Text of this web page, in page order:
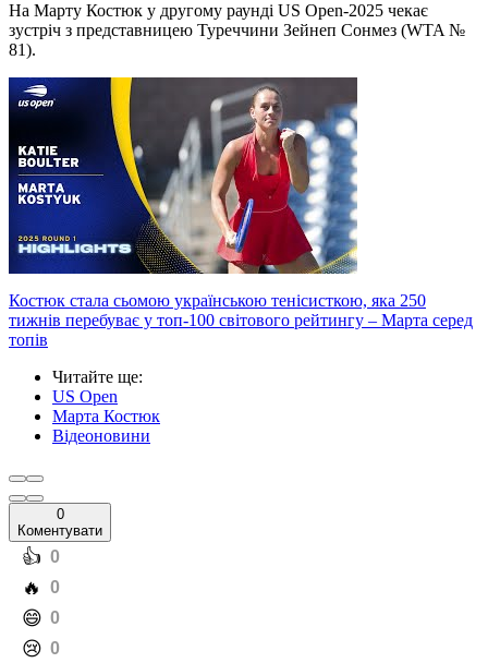
На Марту Костюк у другому раунді US Open-2025 чекає
зустріч з представницею Туреччини Зейнеп Сонмез (WTA №
81).
Костюк стала сьомою українською тенісисткою, яка 250
тижнів перебуває у топ-100 світового рейтингу – Марта серед
топів
Читайте ще:
US Open
Марта Костюк
Відеоновини
0
Коментувати
️👍 0
️🔥 0
️😄 0
️😢 0